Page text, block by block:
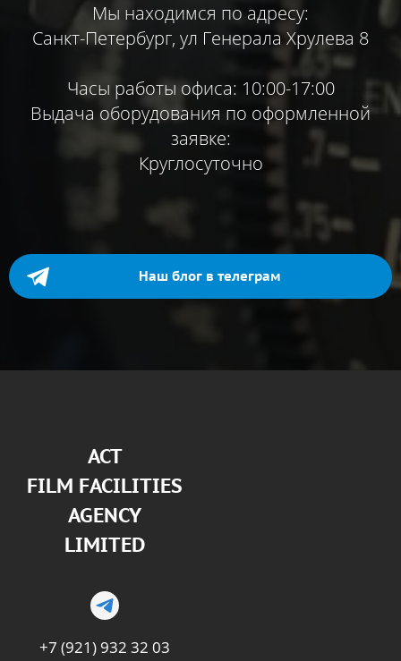
Мы находимся по адресу:
Санкт-Петербург, ул Генерала Хрулева 8
Часы работы офиса: 10:00-17:00
Выдача оборудования по оформленной
заявке:
Круглосуточно
Наш блог в телеграм
АСТ
FILM FACILITIES
AGENCY
LIMITED
+7 (921) 932 32 03